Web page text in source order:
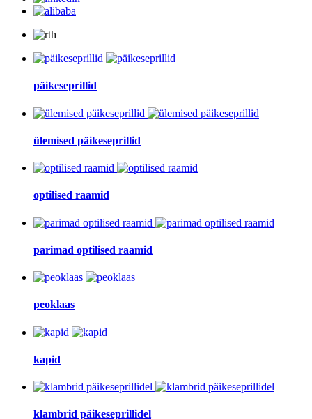
päikeseprillid
ülemised päikeseprillid
optilised raamid
parimad optilised raamid
peoklaas
kapid
klambrid päikeseprillidel